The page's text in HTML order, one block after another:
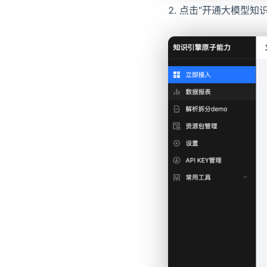
点击“开通大模型知